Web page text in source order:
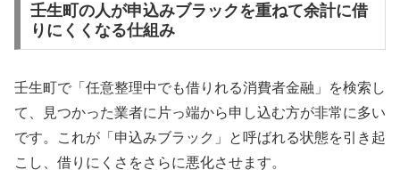
壬生町の人が申込みブラックを重ねて余計に借
りにくくなる仕組み
壬生町で「任意整理中でも借りれる消費者金融」を検索し
て、見つかった業者に片っ端から申し込む方が非常に多い
です。これが「申込みブラック」と呼ばれる状態を引き起
こし、借りにくさをさらに悪化させます。